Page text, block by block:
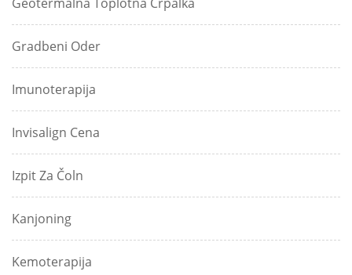
Gradbeni Oder
Imunoterapija
Invisalign Cena
Izpit Za Čoln
Kanjoning
Kemoterapija